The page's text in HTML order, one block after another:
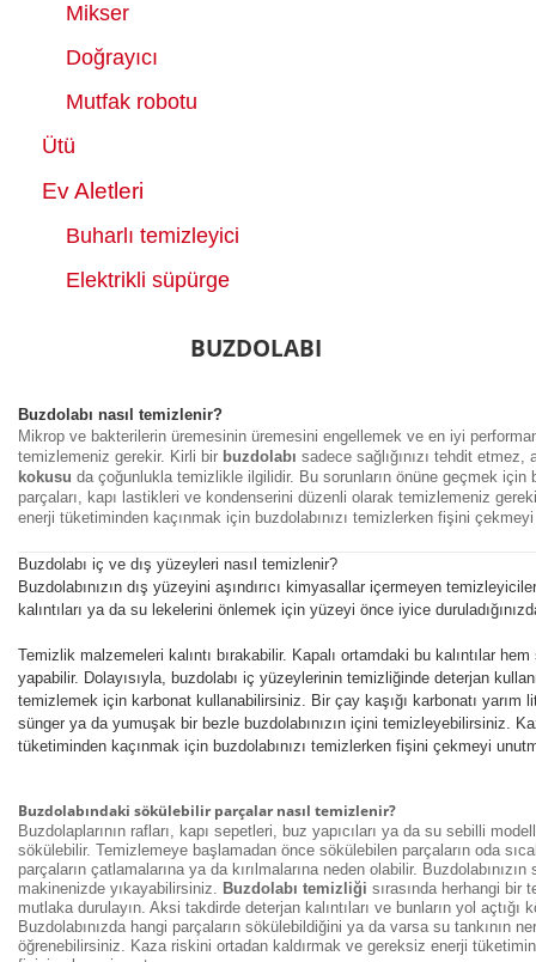
Mikser
Doğrayıcı
Mutfak robotu
Ütü
Ev Aletleri
Buharlı temizleyici
Elektrikli süpürge
BUZDOLABI
Buzdolabı nasıl temizlenir?
Mikrop ve bakterilerin üremesinin üremesini engellemek ve en iyi
temizlemeniz gerekir. Kirli bir buzdolabı sadece sağlığınızı tehdit
kokusu da çoğunlukla temizlikle ilgilidir. Bu sorunların önüne geçmek için
parçaları, kapı lastikleri ve kondenserini düzenli olarak temizlemeniz
enerji tüketiminden kaçınmak için buzdolabınızı temizlerken fişini
Buzdolabı iç ve dış yüzeyleri nasıl temizlenir?
Buzdolabınızın dış yüzeyini aşındırıcı kimyasallar içermeyen
kalıntıları ya da su lekelerini önlemek için yüzeyi önce iyice
Temizlik malzemeleri kalıntı bırakabilir. Kapalı ortamdaki bu kalıntılar
yapabilir. Dolayısıyla, buzdolabı iç yüzeylerinin temizliğinde deterjan
temizlemek için karbonat kullanabilirsiniz. Bir çay kaşığı karbonatı yarım
sünger ya da yumuşak bir bezle buzdolabınızın içini temizleyebilirsiniz.
tüketiminden kaçınmak için buzdolabınızı temizlerken fişini çekmeyi
Buzdolabındaki sökülebilir parçalar nasıl temizlenir?
Buzdolaplarının rafları, kapı sepetleri, buz yapıcıları ya da su sebilli
sökülebilir. Temizlemeye başlamadan önce sökülebilen parçaların oda
parçaların çatlamalarına ya da kırılmalarına neden olabilir.
makinenizde yıkayabilirsiniz. Buzdolabı temizliği sırasında herhangi bir
mutlaka durulayın. Aksi takdirde deterjan kalıntıları ve bunların yol
Buzdolabınızda hangi parçaların sökülebildiğini ya da varsa su tankının
öğrenebilirsiniz. Kaza riskini ortadan kaldırmak ve gereksiz enerji